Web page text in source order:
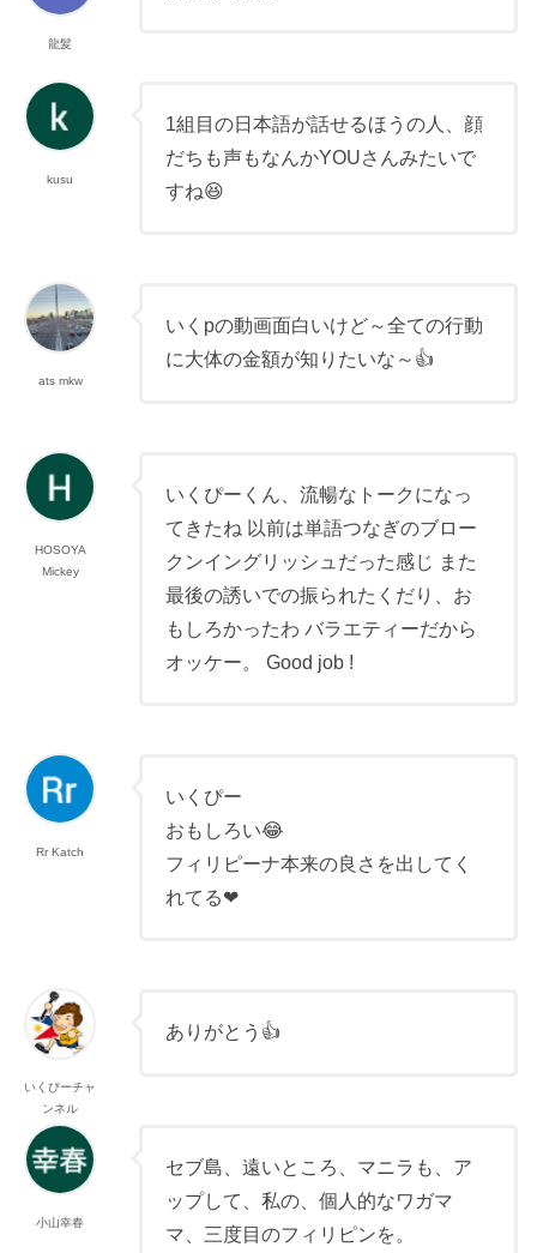
龍髪
kusu
1組目の日本語が話せるほうの人、顔
だちも声もなんかYOUさんみたいで
すね😆
ats mkw
いくpの動画面白いけど～全ての行動
に大体の金額が知りたいな～👍
HOSOYA
Mickey
いくぴーくん、流暢なトークになっ
てきたね 以前は単語つなぎのブロー
クンイングリッシュだった感じ また
最後の誘いでの振られたくだり、お
もしろかったわ バラエティーだから
オッケー。 Good job !
Rr Katch
いくぴー
おもしろい😂
フィリピーナ本来の良さを出してく
れてる❤
いくぴーチャ
ンネル
ありがとう👍
小山幸春
セブ島、遠いところ、マニラも、ア
ップして、私の、個人的なワガマ
マ、三度目のフィリピンを。